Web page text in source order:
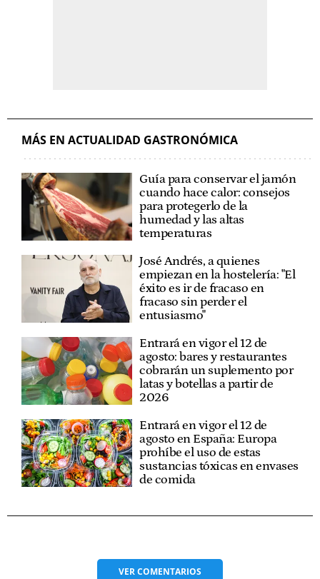
MÁS EN ACTUALIDAD GASTRONÓMICA
Guía para conservar el jamón
cuando hace calor: consejos
para protegerlo de la
humedad y las altas
temperaturas
José Andrés, a quienes
empiezan en la hostelería: "El
éxito es ir de fracaso en
fracaso sin perder el
entusiasmo"
Entrará en vigor el 12 de
agosto: bares y restaurantes
cobrarán un suplemento por
latas y botellas a partir de
2026
Entrará en vigor el 12 de
agosto en España: Europa
prohíbe el uso de estas
sustancias tóxicas en envases
de comida
VERCOMENTARIOS